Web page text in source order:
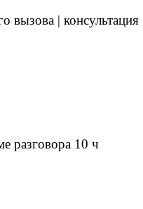
вызова | консультация
разговора 10 ч